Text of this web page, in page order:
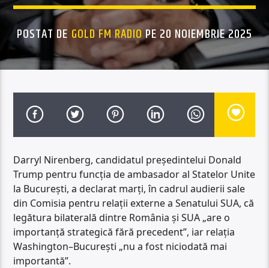
POSTAT DE GOLD FM RADIOPE 20 NOIEMBRIE 2025
Darryl Nirenberg, candidatul președintelui Donald
Trump pentru funcția de ambasador al Statelor Unite
la București, a declarat marți, în cadrul audierii sale
din Comisia pentru relații externe a Senatului SUA, că
legătura bilaterală dintre România și SUA „are o
importanță strategică fără precedent”, iar relația
Washington–București „nu a fost niciodată mai
importantă”.